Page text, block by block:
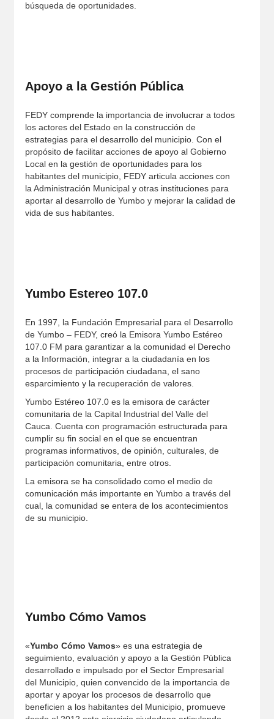
búsqueda de oportunidades.
Apoyo a la Gestión Pública
FEDY comprende la importancia de involucrar a todos
los actores del Estado en la construcción de
estrategias para el desarrollo del municipio. Con el
propósito de facilitar acciones de apoyo al Gobierno
Local en la gestión de oportunidades para los
habitantes del municipio, FEDY articula acciones con
la Administración Municipal y otras instituciones para
aportar al desarrollo de Yumbo y mejorar la calidad de
vida de sus habitantes.
Yumbo Estereo 107.0
En 1997, la Fundación Empresarial para el Desarrollo
de Yumbo – FEDY, creó la Emisora Yumbo Estéreo
107.0 FM para garantizar a la comunidad el Derecho
a la Información, integrar a la ciudadanía en los
procesos de participación ciudadana, el sano
esparcimiento y la recuperación de valores.
Yumbo Estéreo 107.0 es la emisora de carácter
comunitaria de la Capital Industrial del Valle del
Cauca. Cuenta con programación estructurada para
cumplir su fin social en el que se encuentran
programas informativos, de opinión, culturales, de
participación comunitaria, entre otros.
La emisora se ha consolidado como el medio de
comunicación más importante en Yumbo a través del
cual, la comunidad se entera de los acontecimientos
de su municipio.
Yumbo Cómo Vamos
«Yumbo Cómo Vamos» es una estrategia de
seguimiento, evaluación y apoyo a la Gestión Pública
desarrollado e impulsado por el Sector Empresarial
del Municipio, quien convencido de la importancia de
aportar y apoyar los procesos de desarrollo que
beneficien a los habitantes del Municipio, promueve